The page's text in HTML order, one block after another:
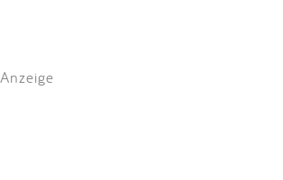
Anzeige